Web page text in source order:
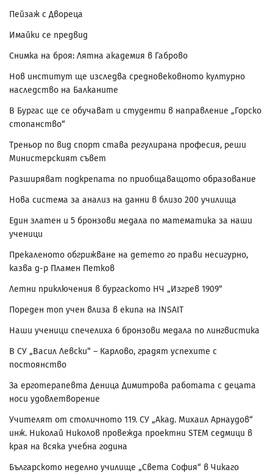
Пейзаж с Двореца
Имайки се предвид
Снимка на броя: Лятна академия в Габрово
Нов институт ще изследва средновековното културно
наследство на Балканите
В Бургас ще се обучават и студенти в направление „Горско
стопанство“
Треньор по вид спорт става регулирана професия, реши
Министерският съвет
Разширяват подкрепата по приобщаващото образование
Нова система за анализ на данни в близо 200 училища
Един златен и 5 бронзови медала по математика за наши
ученици
Прекаленото обгрижване на детето го прави несигурно,
казва д-р Пламен Петков
Летни приключения в бургаското НЧ „Изгрев 1909“
Пореден топ учен влиза в екипа на INSAIT
Наши ученици спечелиха 6 бронзови медала по лингвистика
В СУ „Васил Левски“ – Карлово, градят успехите с
постоянство
За ерготерапевта Деница Димитрова работата с децата
носи удовлетворение
Учителят от столичното 119. СУ „Акад. Михаил Арнаудов“
инж. Николай Николов провежда проектни STEM седмици в
края на всяка учебна година
Българското неделно училище „Света София“ в Чикаго